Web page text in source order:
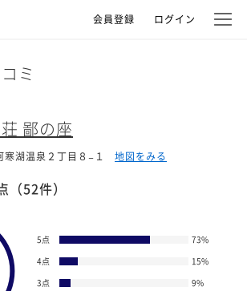
会員登録 ログイン
ミ
鄙の座
湖温泉２丁目８−１ 地図をみる
（52件）
5点 73%
4点
15%
3点
9%